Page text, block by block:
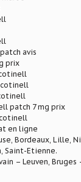
avis
prix
patch 7 mg prix
en ligne
Bordeaux, Lille,
Saint-Etienne.
– Leuven, Bruges